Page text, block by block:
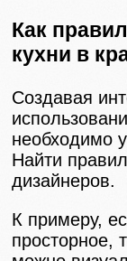
Как
кухни в
Создавая
необходимо
Найти
дизайнеров.
К примеру,
просторное,